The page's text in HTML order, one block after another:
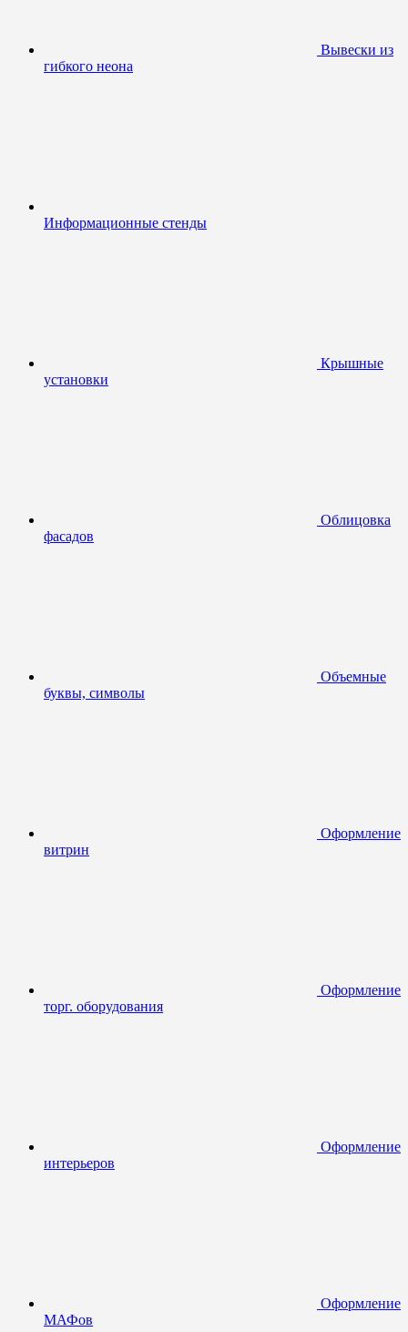
Вывески из
гибкого неона
Информационные стенды
Крышные
установки
Облицовка
фасадов
Объемные
буквы, символы
Оформление
витрин
Оформление
торг. оборудования
Оформление
интерьеров
Оформление
МАФов